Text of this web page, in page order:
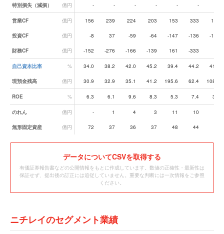
特別損失（減損） 億円 - - - - - -
営業CF 億円 156 239 224 203 153 333 173
投資CF 億円 -8 37 -59 -64 -147 -136 -182
財務CF 億円 -152 -276 -166 -139 161 -333
自己資本比率 % 34.0 38.2 42.0 45.2 39.4 44.2 41.4
現預金残高 億円 30.9 32.9 35.1 41.2 195.6 62.4 108.0
ROE % 6.3 6.1 9.6 8.3 5.3 7.4 3.4
のれん 億円 - 1 4 3 11 10
無形固定資産 億円 72 37 36 37 48 44
データについてCSVを取得する
有価証券報告書などの公開情報をもとに作成しています。数値の正確性・最新性は
保証せず、提出後の訂正には追従していません。重要な判断には一次情報をご参照
ください。
ニチレイのセグメント業績